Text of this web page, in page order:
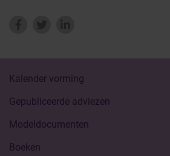
Kalender vorming
Gepubliceerde adviezen
Modeldocumenten
Boeken